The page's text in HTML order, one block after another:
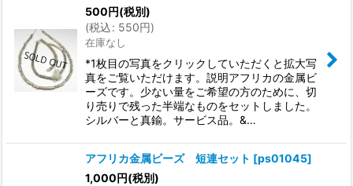
500円(税別)
(税込: 550円)
在庫なし
*1枚目の写真をクリックしていただくと拡大写
真をご覧いただけます。説明アフリカの金属ビ
ーズです。少ない量をご希望の方のために、切
り売りで残った半端なものをセットしました。
シルバーと真鍮。サービス品。&…
アフリカ金属ビーズ 短連セット [ps01045]
1,000円(税別)